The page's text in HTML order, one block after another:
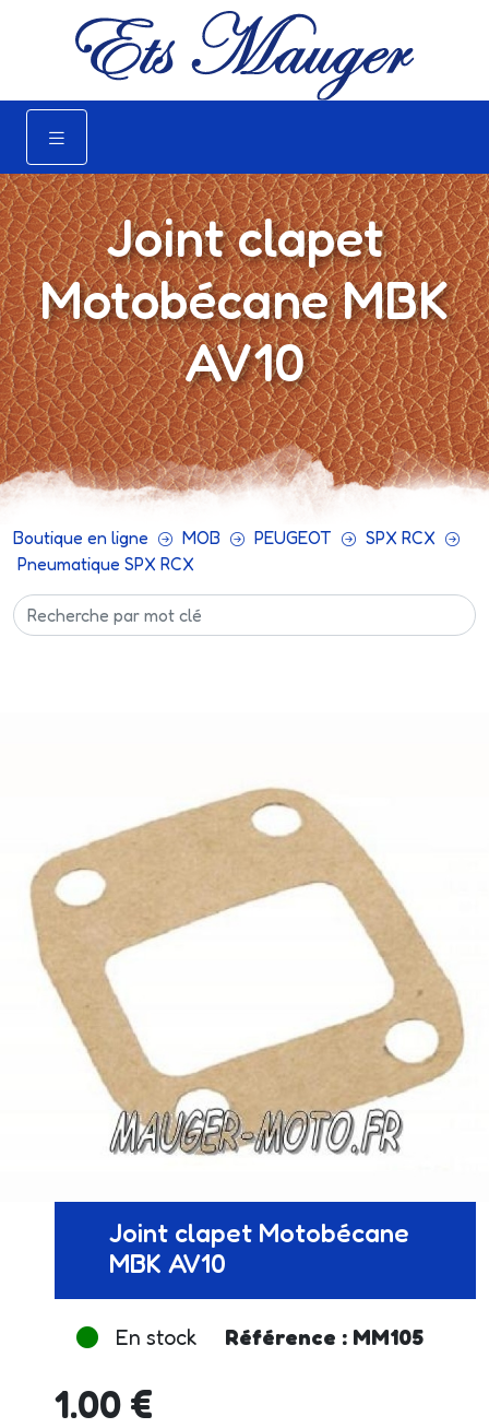
Joint clapet
Motobécane MBK
AV10
Boutique en ligne MOB PEUGEOT
SPX RCX
Pneumatique SPX RCX
Joint clapet Motobécane
MBK AV10
En stock Référence : MM105
1.00 €